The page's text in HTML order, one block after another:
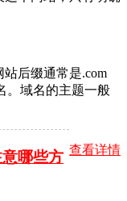
后缀通常是.com
。域名的主题一般
查看详情
哪些方